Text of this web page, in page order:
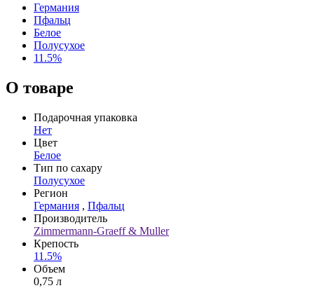
Германия
Пфальц
Белое
Полусухое
11.5%
О товаре
Подарочная упаковка
Нет
Цвет
Белое
Тип по сахару
Полусухое
Регион
Германия , Пфальц
Производитель
Zimmermann-Graeff & Muller
Крепость
11.5%
Объем
0,75 л